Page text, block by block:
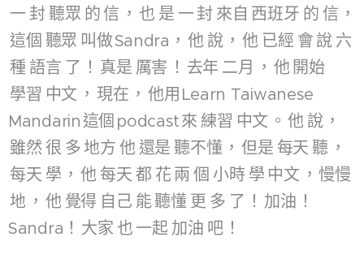
一 封 聽眾 的 信 ， 也 是 一封 來自 西班牙 的 信 ，
這個 聽眾 叫做Sandra， 他 說 ， 他 已經 會 說 六
種 語言 了 ！ 真是 厲害 ！ 去年 二月 ， 他 開始
學習 中文 ， 現在 ， 他用 Learn Taiwanese
Mandarin 這個 podcast來 練習 中文 。 他 說 ，
雖然 很 多 地方 他 還是 聽不懂 ， 但是 每天 聽 ，
每天 學 ， 他 每天 都 花 兩 個 小時 學 中文 ， 慢慢
地 ， 他 覺得 自己 能聽懂 更 多 了 ！ 加油 ！
Sandra！ 大家 也 一起 加油 吧 ！